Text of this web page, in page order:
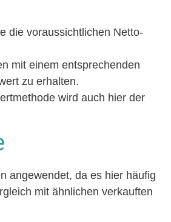
die voraussichtlichen Netto-
mit einem entsprechenden
zu erhalten.
wird auch hier der
angewendet, da es hier häufig
mit ähnlichen verkauften